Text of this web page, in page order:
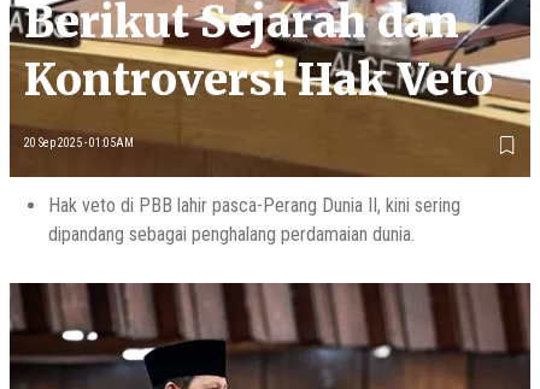
Berikut Sejarah dan
Kontroversi Hak Veto
20 Sep 2025 - 01:05AM
Hak veto di PBB lahir pasca-Perang Dunia II, kini sering
dipandang sebagai penghalang perdamaian dunia.